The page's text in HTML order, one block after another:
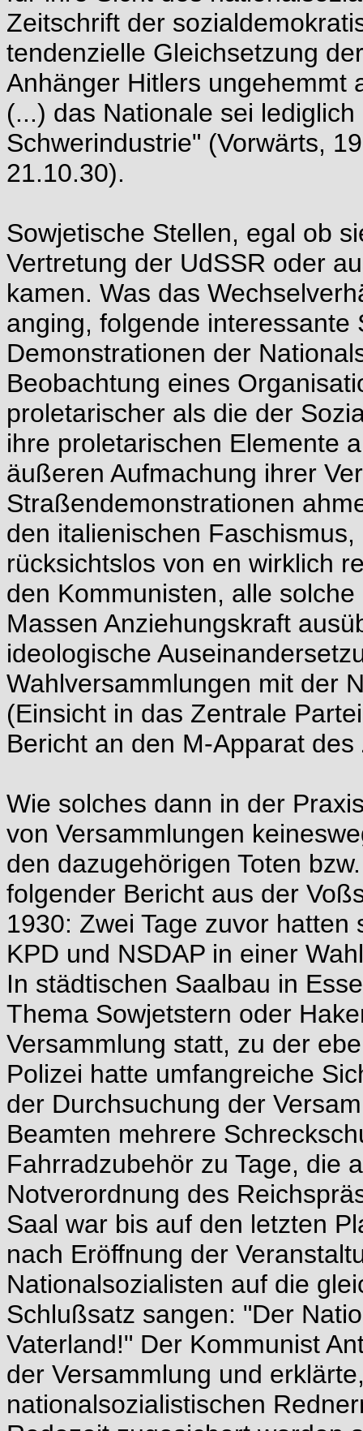
Zeitschrift der
tendenzielle Gleichsetzung
Anhänger Hitlers ungehemmt
(...) das Nationale sei
Schwerindustrie" (Vorwärts,
21.10.30).
Sowjetische Stellen, egal ob
Vertretung der UdSSR oder
kamen. Was das
anging, folgende interessante
Demonstrationen der
Beobachtung eines
proletarischer als die der
ihre proletarischen Elemente
äußeren Aufmachung ihrer
Straßendemonstrationen
den italienischen
rücksichtslos von en wirklich
den Kommunisten, alle
Massen Anziehungskraft
ideologische
Wahlversammlungen mit der
(Einsicht in das Zentrale
Bericht an den M-Apparat
Wie solches dann in der
von Versammlungen
den dazugehörigen Toten
folgender Bericht aus der
1930: Zwei Tage zuvor
KPD und NSDAP in einer
In städtischen Saalbau in
Thema Sowjetstern oder
Versammlung statt, zu der
Polizei hatte umfangreiche
der Durchsuchung der
Beamten mehrere
Fahrradzubehör zu Tage, die
Notverordnung des
Saal war bis auf den letzten
nach Eröffnung der
Nationalsozialisten auf die
Schlußsatz sangen: "Der
Vaterland!" Der Kommunist
der Versammlung und
nationalsozialistischen